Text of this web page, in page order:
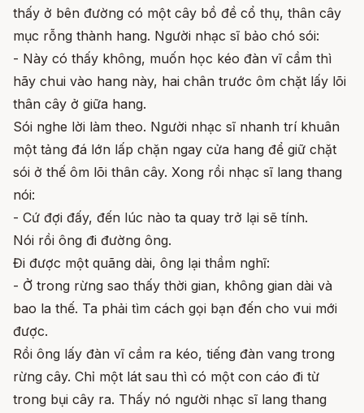
thấy ở bên đường có một cây bồ đề cổ thụ, thân cây
mục rỗng thành hang. Người nhạc sĩ bảo chó sói:
- Này có thấy không, muốn học kéo đàn vĩ cầm thì
hãy chui vào hang này, hai chân trước ôm chặt lấy lõi
thân cây ở giữa hang.
Sói nghe lời làm theo. Người nhạc sĩ nhanh trí khuân
một tảng đá lớn lấp chặn ngay cửa hang để giữ chặt
sói ở thế ôm lõi thân cây. Xong rồi nhạc sĩ lang thang
nói:
- Cứ đợi đấy, đến lúc nào ta quay trở lại sẽ tính.
Nói rồi ông đi đường ông.
Đi được một quãng dài, ông lại thầm nghĩ:
- Ở trong rừng sao thấy thời gian, không gian dài và
bao la thế. Ta phải tìm cách gọi bạn đến cho vui mới
được.
Rồi ông lấy đàn vĩ cầm ra kéo, tiếng đàn vang trong
rừng cây. Chỉ một lát sau thì có một con cáo đi từ
trong bụi cây ra. Thấy nó người nhạc sĩ lang thang